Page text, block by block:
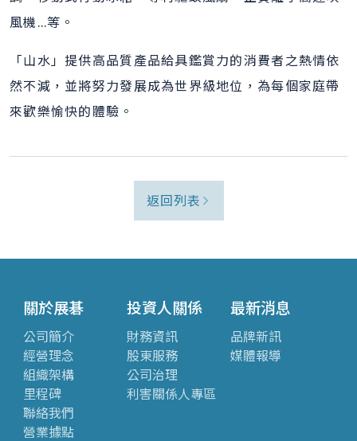
風機…等。
「山水」提供高品質產品給具鑑賞力的消費者之熱情依
然不減，並將努力發展成為世界級地位，為每個家庭帶
來歡樂愉快的體驗。
返回列表
關於展碁
公司簡介
經營理念
組織架構
里程碑
聯絡我們
營業據點
投資人關係
財務資訊
股東服務
公司治理
利害關係人專區
最新消息
品牌新訊
媒體報導